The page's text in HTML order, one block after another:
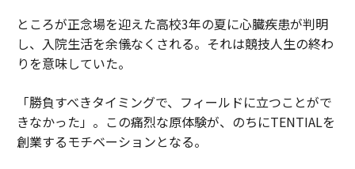
ところが正念場を迎えた高校3年の夏に心臓疾患が判明
し、入院生活を余儀なくされる。それは競技人生の終わ
りを意味していた。
「勝負すべきタイミングで、フィールドに立つことがで
きなかった」。この痛烈な原体験が、のちにTENTIALを
創業するモチベーションとなる。